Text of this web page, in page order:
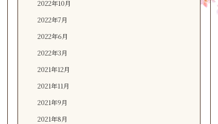
2022年10月
2022年7月
2022年6月
2022年3月
2021年12月
2021年11月
2021年9月
2021年8月